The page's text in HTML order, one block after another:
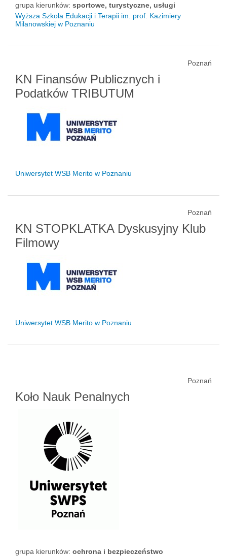
grupa kierunków: sportowe, turystyczne, usługi
Wyższa Szkoła Edukacji i Terapii im. prof. Kazimiery
Milanowskiej w Poznaniu
Poznań
KN Finansów Publicznych i
Podatków TRIBUTUM
Uniwersytet WSB Merito w Poznaniu
Poznań
KN STOPKLATKA Dyskusyjny Klub
Filmowy
Uniwersytet WSB Merito w Poznaniu
Poznań
Koło Nauk Penalnych
grupa kierunków: ochrona i bezpieczeństwo